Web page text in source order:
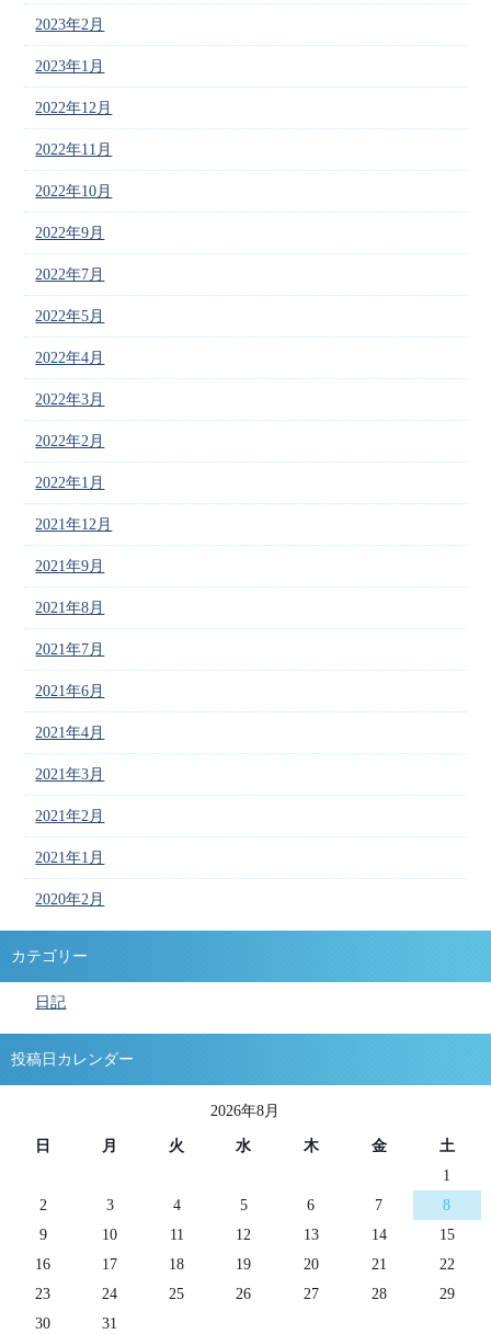
2023年2月
2023年1月
2022年12月
2022年11月
2022年10月
2022年9月
2022年7月
2022年5月
2022年4月
2022年3月
2022年2月
2022年1月
2021年12月
2021年9月
2021年8月
2021年7月
2021年6月
2021年4月
2021年3月
2021年2月
2021年1月
2020年2月
カテゴリー
日記
投稿日カレンダー
2026年8月
日 月 火 水 木 金
土
1
2
3 4 5 6 7
8
9
10 11 12 13 14
15
16
17 18 19 20 21
22
23
24 25 26 27 28
29
30
31